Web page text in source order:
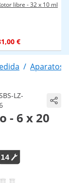
libre - 32 x 10 ml
€
/ Aparatos
LZ-
- 6 x 20